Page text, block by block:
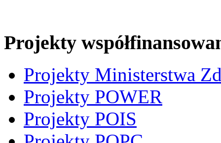
Projekty
Projekty Ministerstwa
Projekty POWER
Projekty POIS